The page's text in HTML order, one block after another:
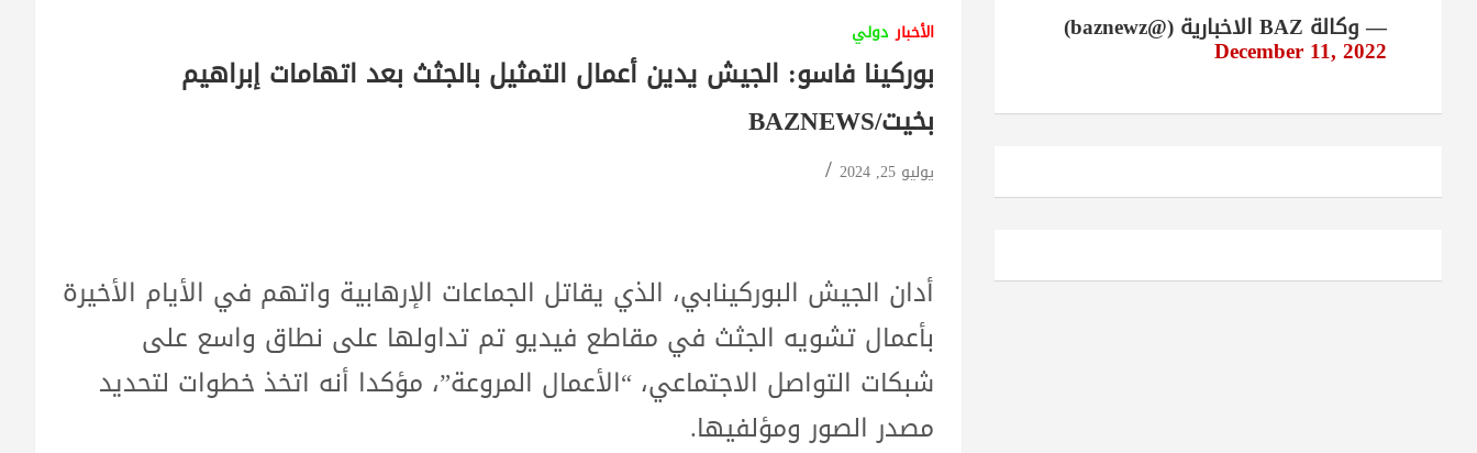
الأخبار دولي
بوركينا فاسو: الجيش يدين أعمال التمثيل بالجثث بعد اتهامات إبراهيم
بخيت/BAZNEWS
يوليو 25, 2024
أدان الجيش البوركينابي، الذي يقاتل الجماعات الإرهابية واتهم في الأيام الأخيرة
بأعمال تشويه الجثث في مقاطع فيديو تم تداولها على نطاق واسع على
شبكات التواصل الاجتماعي، “الأعمال المروعة”، مؤكدا أنه اتخذ خطوات لتحديد
مصدر الصور ومؤلفيها.
— وكالة BAZ الاخبارية (@baznewz)
December 11, 2022